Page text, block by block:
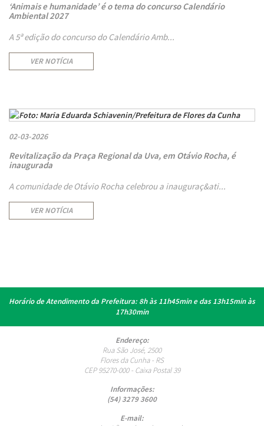
‘Animais e humanidade’ é o tema do concurso Calendário
Ambiental 2027
A 5ª edição do concurso do Calendário Amb...
VER NOTÍCIA
02-03-2026
Revitalização da Praça Regional da Uva, em Otávio Rocha, é
inaugurada
A comunidade de Otávio Rocha celebrou a inauguraç&ati...
VER NOTÍCIA
Horário de Atendimento da Prefeitura: 8h às 11h45min e das 13h15min às
17h30min
Endereço:
Rua São José, 2500
Flores da Cunha - RS
CEP 95270-000 - Caixa Postal 39
Informações:
(54) 3279 3600
E-mail: